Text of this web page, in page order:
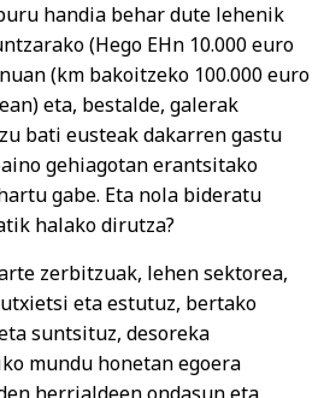
handia behar dute lehenik
(Hego EHn 10.000 euro
(km bakoitzeko 100.000 euro
eta, bestalde, galerak
bati eusteak dakarren gastu
gehiagotan erantsitako
gabe. Eta nola bideratu
halako dirutza?
zerbitzuak, lehen sektorea,
eta estutuz, bertako
suntsituz, desoreka
mundu honetan egoera